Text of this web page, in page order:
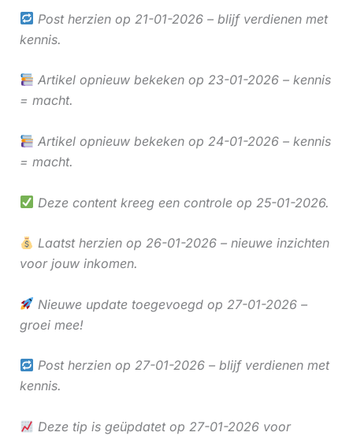
Post herzien op 21-01-2026 – blijf verdienen met
kennis.
Artikel opnieuw bekeken op 23-01-2026 – kennis
= macht.
Artikel opnieuw bekeken op 24-01-2026 – kennis
= macht.
Deze content kreeg een controle op 25-01-2026.
Laatst herzien op 26-01-2026 – nieuwe inzichten
voor jouw inkomen.
Nieuwe update toegevoegd op 27-01-2026 –
groei mee!
Post herzien op 27-01-2026 – blijf verdienen met
kennis.
Deze tip is geüpdatet op 27-01-2026 voor